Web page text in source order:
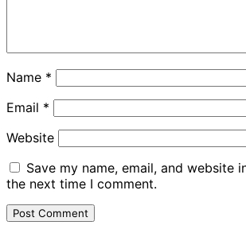
Name *
Email *
Website
Save my name, email, and website
the next time I comment.